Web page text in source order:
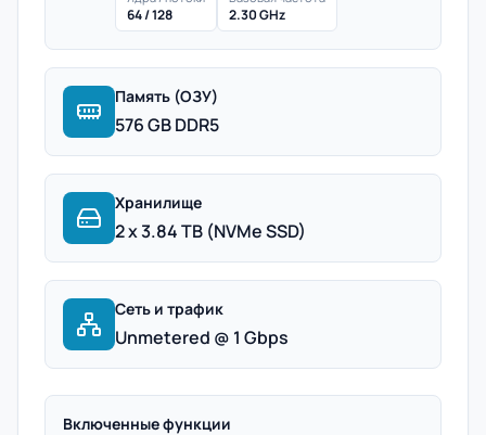
64 / 128 2.30 GHz
Память (ОЗУ)
576 GB DDR5
Хранилище
2 x 3.84 TB (NVMe SSD)
Сеть и трафик
Unmetered @ 1 Gbps
Включенные функции